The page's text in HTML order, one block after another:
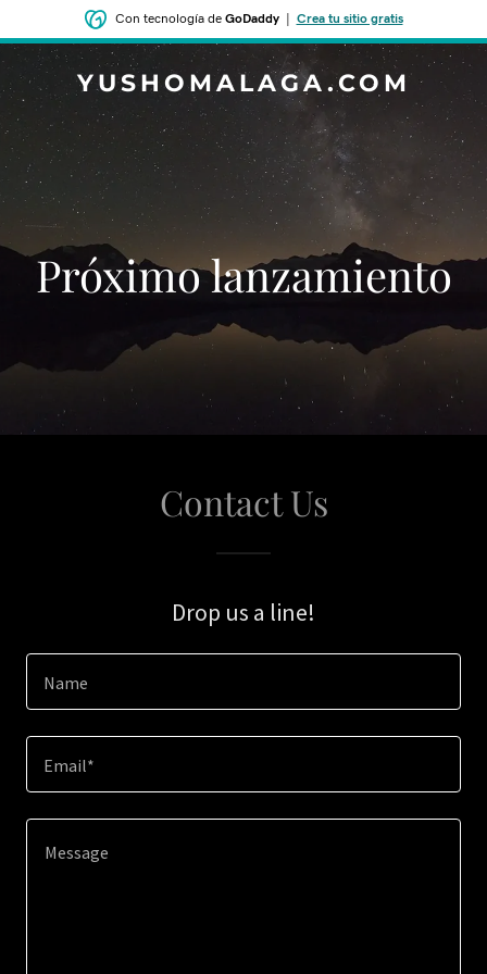
Con tecnología de GoDaddy| Crea tu sitio gratis
YUSHOMALAGA.COM
‌‌Próximo lanzamiento
Contact Us
Drop us a line!
Name
Email*